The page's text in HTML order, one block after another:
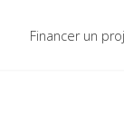
Financer un